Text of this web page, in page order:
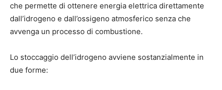
che permette di ottenere energia elettrica direttamente
dall’idrogeno e dall’ossigeno atmosferico senza che
avvenga un processo di combustione.
Lo stoccaggio dell’idrogeno avviene sostanzialmente in
due forme: